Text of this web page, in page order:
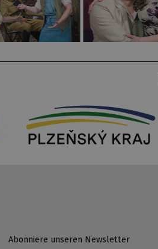
Abonniere unseren Newsletter